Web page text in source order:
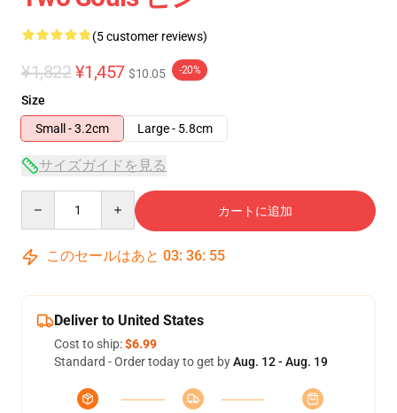
(5 customer reviews)
¥1,822 ¥1,457 $10.05 -20%
Size
Small - 3.2cm
Large - 5.8cm
サイズガイドを見る
カートに追加
このセールはあと 03: 36: 54
Deliver to United States
Cost to ship:$6.99
Standard - Order today to get byAug. 12 - Aug. 19